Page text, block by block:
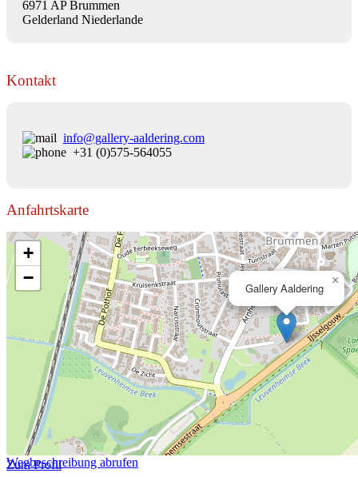
6971 AP Brummen
Gelderland Niederlande
Kontakt
info@gallery-aaldering.com
+31 (0)575-564055
Anfahrtskarte
Gallery Aaldering
×
+
−
Wegbeschreibung abrufen
Zum Profil